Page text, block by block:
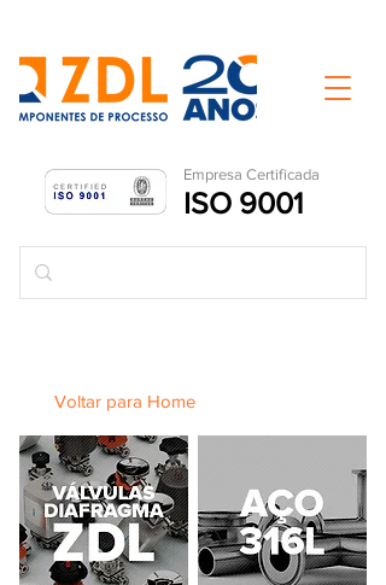
Empresa Certificada
ISO 9001
Voltar para Home